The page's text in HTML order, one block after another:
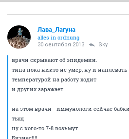
Лава_Лагуна
alles in ordnung
30 сентября 2013 Sky
врачи скрывают об эпидемии.
типа пока никто не умер, ну и
температурой на работу ходит
и других заражает.
на этом врачи - иммунологи сейчас
тыщ
ну с кого-то 7-8 возьмут.